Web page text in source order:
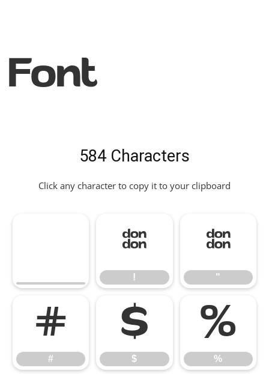
Font
584 Characters
Click any character to copy it to your clipboard
!
!
"
"
#
#
$
$
%
%